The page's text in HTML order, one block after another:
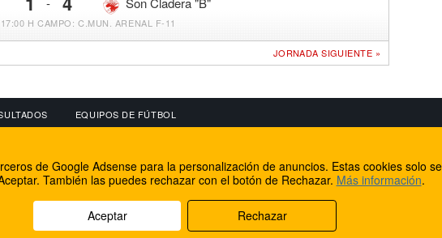
H CAMPO: C.MUN. ARENAL F-11
JORNADA SIGUIENTE »
EQUIPOS DE FÚTBOL
IP
Facebook
Twitter
Internet Rural Mallorca
Registro de dominios
de Google Adsense para la personalización de anuncios. Estas cookies solo
También las puedes rechazar con el botón de Rechazar. Más información.
Aceptar Rechazar